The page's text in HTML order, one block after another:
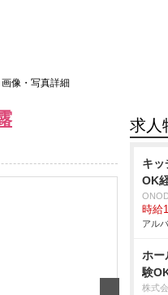
画像・写真詳細
求人
キッ
OK
時給
アル
ホー
験
株式